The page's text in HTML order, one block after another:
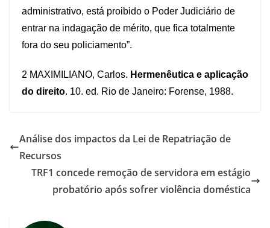
administrativo, está proibido o Poder Judiciário de
entrar na indagação de mérito, que fica totalmente
fora do seu policiamento”.
2 MAXIMILIANO, Carlos. Hermenêutica e aplicação
do direito. 10. ed. Rio de Janeiro: Forense, 1988.
Análise dos impactos da Lei de Repatriação de
Recursos
TRF1 concede remoção de servidora em estágio
probatório após sofrer violência doméstica